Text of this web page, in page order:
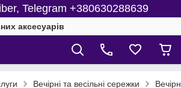
Telegram +380630288639
аксесуарів
Вечірні та весільні сережки